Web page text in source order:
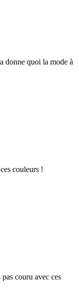
donne quoi la mode à
couleurs !
couru avec ces